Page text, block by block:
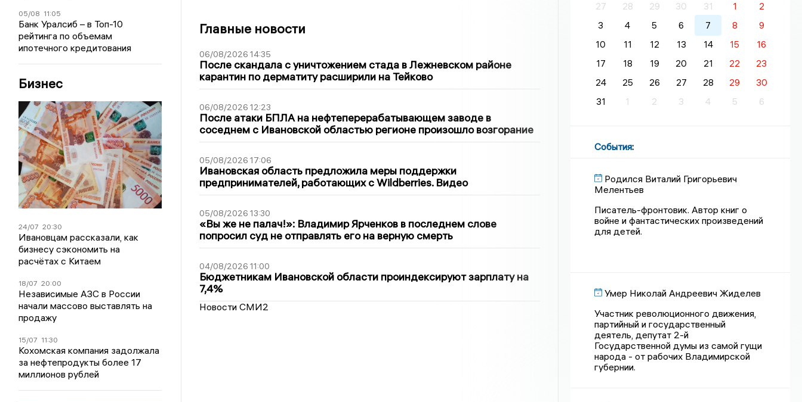
05/08 11:05
Банк Уралсиб – в Топ-10
рейтинга по объемам
ипотечного кредитования
Бизнес
24/07 20:30
Ивановцам рассказали, как
бизнесу сэкономить на
расчётах с Китаем
18/07 20:00
Независимые АЗС в России
начали массово выставлять на
продажу
15/07 11:30
Кохомская компания задолжала
за нефтепродукты более 17
миллионов рублей
Главные новости
06/08/2026 14:35
После скандала с уничтожением стада в Лежневском районе
карантин по дерматиту расширили на Тейково
06/08/2026 12:23
После атаки БПЛА на нефтеперерабатывающем заводе в
соседнем с Ивановской областью регионе произошло возгорание
05/08/2026 17:06
Ивановская область предложила меры поддержки
предпринимателей, работающих с Wildberries. Видео
05/08/2026 13:30
«Вы же не палач!»: Владимир Ярченков в последнем слове
попросил суд не отправлять его на верную смерть
04/08/2026 11:00
Бюджетникам Ивановской области проиндексируют зарплату на
7,4%
Новости СМИ2
27
28 29 30 31 1
2
3
4 5 6 7 8
9
10
11 12 13 14 15
16
17
18 19 20 21 22
23
24
25 26 27 28 29
30
31
1 2 3 4 5 6
События:
Родился Виталий Григорьевич
Мелентьев
Писатель-фронтовик. Автор книг о
войне и фантастических произведений
для детей.
Умер Николай Андреевич Жиделев
Участник революционного движения,
партийный и государственный
деятель, депутат 2-й
Государственной думы из самой гущи
народа - от рабочих Владимирской
губернии.